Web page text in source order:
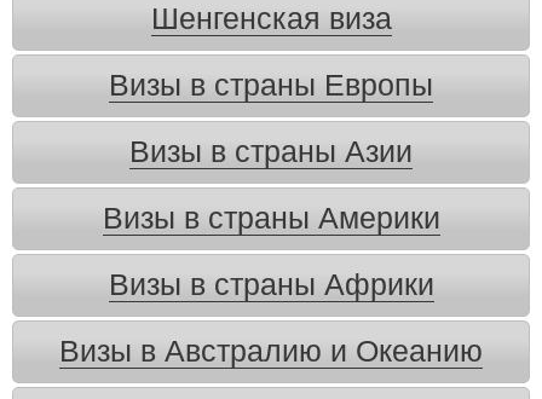
Шенгенская виза
Визы в страны Европы
Визы в страны Азии
Визы в страны Америки
Визы в страны Африки
Визы в Австралию и Океанию